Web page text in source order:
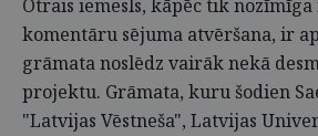
Otrais iemesls, kāpēc tik
komentāru sējuma atvēršana, ir
grāmata noslēdz vairāk nekā
projektu. Grāmata, kuru šodien
"Latvijas Vēstneša", Latvijas